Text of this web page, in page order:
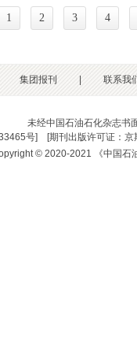
1 2 3 4
集团报刊 联系我
未经中国石油石化杂志书
号] [期刊出版许可证：
© 2020-2021 《中国石